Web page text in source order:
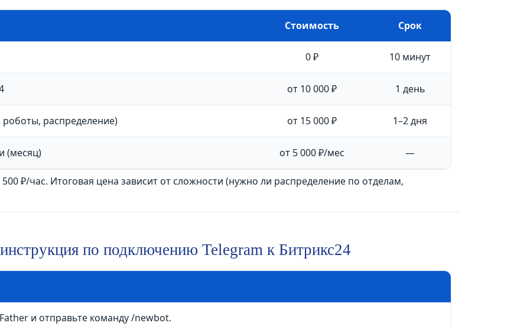
Стоимость Срок
0 ₽ 10 минут
от 10 000 ₽ 1 день
распределение) от 15 000 ₽ 1–2 дня
(месяц) от 5 000 ₽/мес —
₽/час. Итоговая цена зависит от сложности (нужно ли распределение по отделам,
по подключению Telegram к Битрикс24
и отправьте команду /newbot.